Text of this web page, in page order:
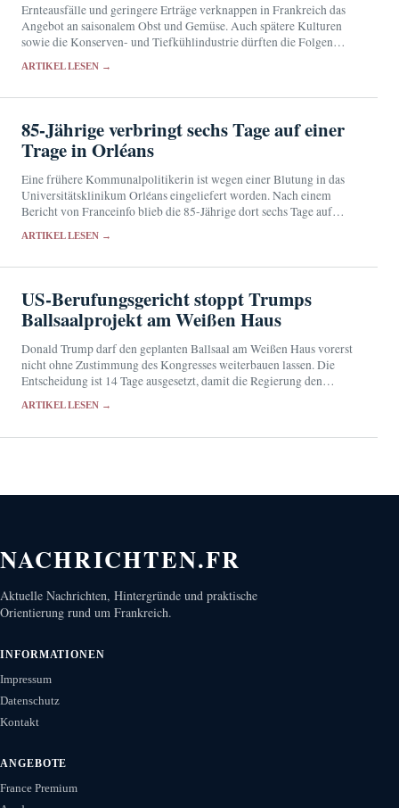
Ernteausfälle und geringere Erträge verknappen in Frankreich das
Angebot an saisonalem Obst und Gemüse. Auch spätere Kulturen
sowie die Konserven- und Tiefkühlindustrie dürften die Folgen
ARTIKEL LESEN →
85-Jährige verbringt sechs Tage auf einer
Trage in Orléans
Eine frühere Kommunalpolitikerin ist wegen einer Blutung in das
Universitätsklinikum Orléans eingeliefert worden. Nach einem
Bericht von Franceinfo blieb die 85-Jährige dort sechs Tage auf
ARTIKEL LESEN →
US-Berufungsgericht stoppt Trumps
Ballsaalprojekt am Weißen Haus
Donald Trump darf den geplanten Ballsaal am Weißen Haus vorerst
nicht ohne Zustimmung des Kongresses weiterbauen lassen. Die
Entscheidung ist 14 Tage ausgesetzt, damit die Regierung den
ARTIKEL LESEN →
NACHRICHTEN.FR
Aktuelle Nachrichten, Hintergründe und praktische
Orientierung rund um Frankreich.
INFORMATIONEN
Impressum
Datenschutz
Kontakt
ANGEBOTE
France Premium